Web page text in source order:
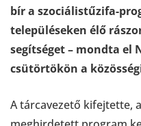
bír a szociálistűzifa-
településeken élő
segítséget – mondta el
csütörtökön a
A tárcavezető kifejtette,